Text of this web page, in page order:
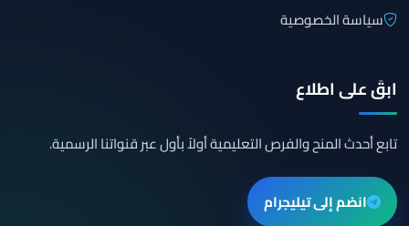
سياسة الخصوصية
ابقَ على اطلاع
تابع أحدث المنح والفرص التعليمية أولاً بأول عبر قنواتنا الرسمية.
انضم إلى تيليجرام